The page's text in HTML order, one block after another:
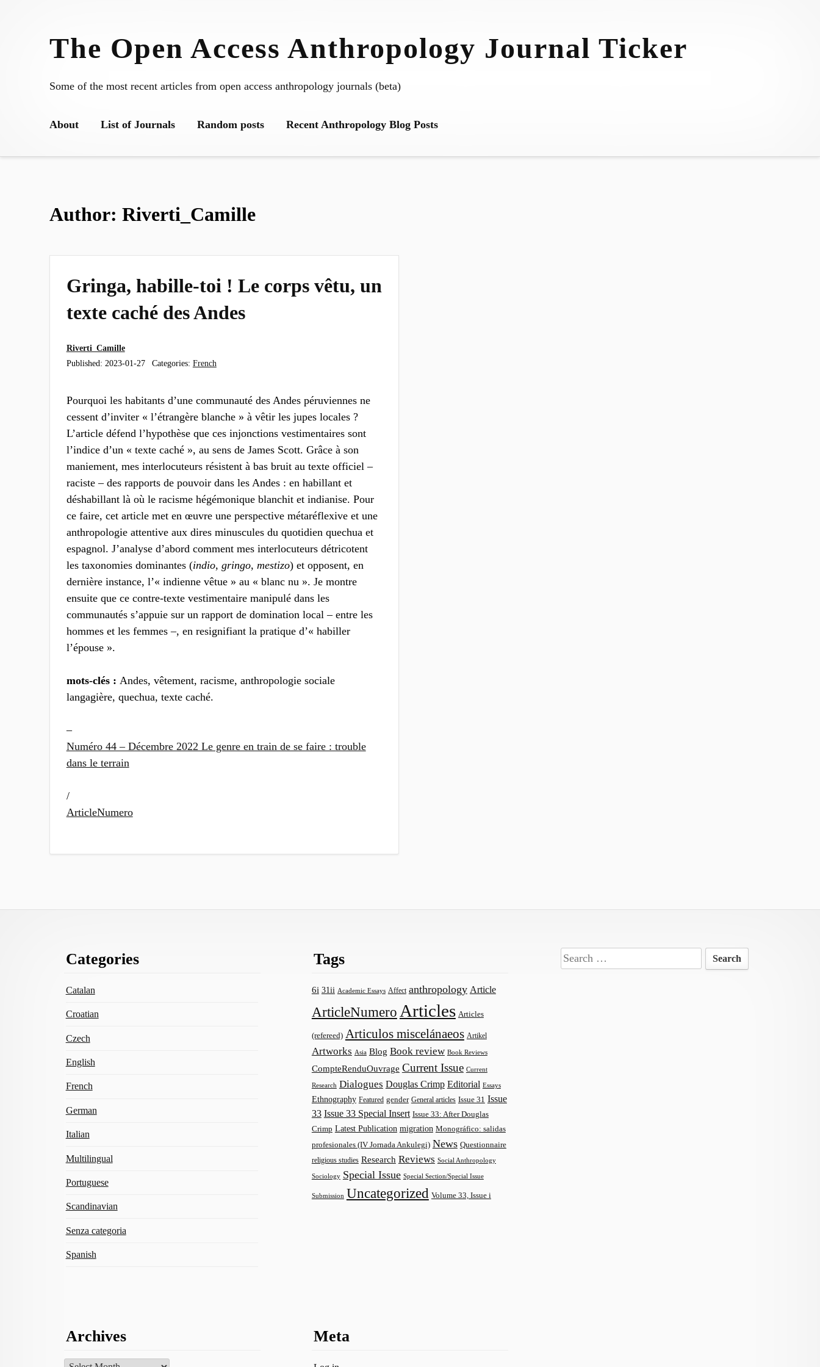
The Open Access Anthropology Journal Ticker
Some of the most recent articles from open access anthropology journals (beta)
About List of Journals Random posts Recent Anthropology Blog Posts
Author: Riverti_Camille
Gringa, habille-toi ! Le corps vêtu, un
texte caché des Andes
Riverti_Camille
Published: 2023-01-27 Categories: French
Pourquoi les habitants d’une communauté des Andes péruviennes ne
cessent d’inviter « l’étrangère blanche » à vêtir les jupes locales ?
L’article défend l’hypothèse que ces injonctions vestimentaires sont
l’indice d’un « texte caché », au sens de James Scott. Grâce à son
maniement, mes interlocuteurs résistent à bas bruit au texte officiel –
raciste – des rapports de pouvoir dans les Andes : en habillant et
déshabillant là où le racisme hégémonique blanchit et indianise. Pour
ce faire, cet article met en œuvre une perspective métaréflexive et une
anthropologie attentive aux dires minuscules du quotidien quechua et
espagnol. J’analyse d’abord comment mes interlocuteurs détricotent
les taxonomies dominantes (indio, gringo, mestizo) et opposent, en
dernière instance, l’« indienne vêtue » au « blanc nu ». Je montre
ensuite que ce contre-texte vestimentaire manipulé dans les
communautés s’appuie sur un rapport de domination local – entre les
hommes et les femmes –, en resignifiant la pratique d’« habiller
l’épouse ».
mots-clés : Andes, vêtement, racisme, anthropologie sociale
langagière, quechua, texte caché.
–
Numéro 44 – Décembre 2022 Le genre en train de se faire : trouble
dans le terrain
/
ArticleNumero
Categories
Catalan
Croatian
Czech
English
French
German
Italian
Multilingual
Portuguese
Scandinavian
Senza categoria
Spanish
Tags
6i 31ii Academic Essays Affect anthropology Article
ArticleNumero Articles Articles
(refereed) Articulos miscelánaeos Artikel
Artworks Asia Blog Book review Book Reviews
CompteRenduOuvrage Current Issue Current
Research Dialogues Douglas Crimp Editorial Essays
Ethnography Featured gender General articles Issue 31 Issue
33 Issue 33 Special Insert Issue 33: After Douglas
Crimp Latest Publication migration Monográfico: salidas
profesionales (IV Jornada Ankulegi) News Questionnaire
religious studies Research Reviews Social Anthropology
Sociology Special Issue Special Section/Special Issue
Submission Uncategorized Volume 33, Issue i
Search
for:
Archives Meta